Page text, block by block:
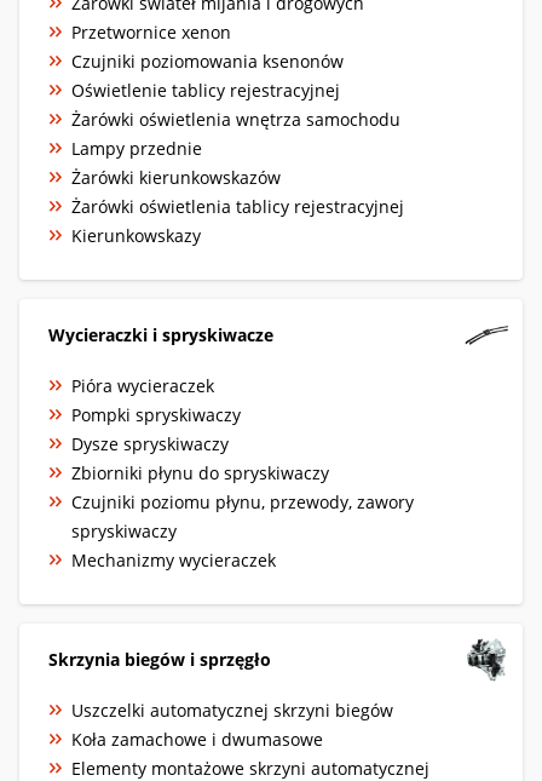
Przetwornice xenon
Czujniki poziomowania ksenonów
Oświetlenie tablicy rejestracyjnej
Żarówki oświetlenia wnętrza samochodu
Lampy przednie
Żarówki kierunkowskazów
Żarówki oświetlenia tablicy rejestracyjnej
Kierunkowskazy
Wycieraczki i spryskiwacze
Pióra wycieraczek
Pompki spryskiwaczy
Dysze spryskiwaczy
Zbiorniki płynu do spryskiwaczy
Czujniki poziomu płynu, przewody, zawory
spryskiwaczy
Mechanizmy wycieraczek
Skrzynia biegów i sprzęgło
Uszczelki automatycznej skrzyni biegów
Koła zamachowe i dwumasowe
Elementy montażowe skrzyni automatycznej